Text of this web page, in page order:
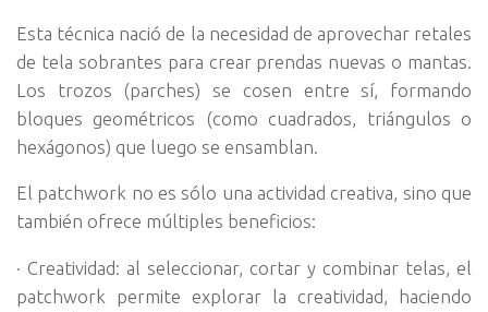
Esta técnica nació de la necesidad de aprovechar retales
de tela sobrantes para crear prendas nuevas o mantas.
Los trozos (parches) se cosen entre sí, formando
bloques geométricos (como cuadrados, triángulos o
hexágonos) que luego se ensamblan.
El patchwork no es sólo una actividad creativa, sino que
también ofrece múltiples beneficios:
· Creatividad: al seleccionar, cortar y combinar telas, el
patchwork permite explorar la creatividad, haciendo